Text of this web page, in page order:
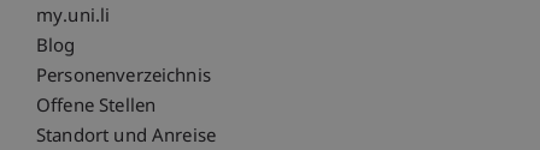
Fußzeile Subdomain-Verzeichnis
my.uni.li
Blog
Personenverzeichnis
Offene Stellen
Standort und Anreise